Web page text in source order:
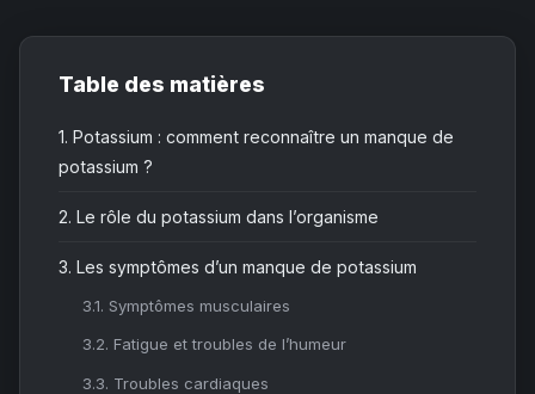
Table des matières
1. Potassium : comment reconnaître un manque de
potassium ?
2. Le rôle du potassium dans l’organisme
3. Les symptômes d’un manque de potassium
3.1. Symptômes musculaires
3.2. Fatigue et troubles de l’humeur
3.3. Troubles cardiaques